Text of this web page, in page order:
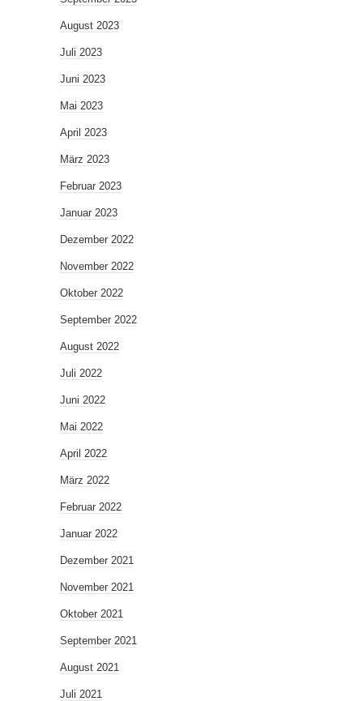
August 2023
Juli 2023
Juni 2023
Mai 2023
April 2023
März 2023
Februar 2023
Januar 2023
Dezember 2022
November 2022
Oktober 2022
September 2022
August 2022
Juli 2022
Juni 2022
Mai 2022
April 2022
März 2022
Februar 2022
Januar 2022
Dezember 2021
November 2021
Oktober 2021
September 2021
August 2021
Juli 2021